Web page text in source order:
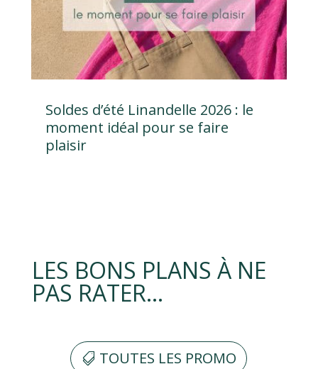
Soldes d’été Linandelle 2026 : le
moment idéal pour se faire
plaisir
LES BONS PLANS À NE
PAS RATER…
TOUTES LES PROMO